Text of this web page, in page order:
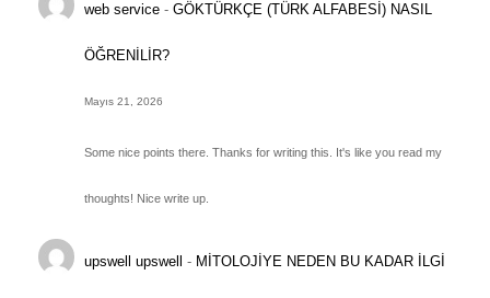
web service -GÖKTÜRKÇE (TÜRK ALFABESİ) NASIL
ÖĞRENİLİR?
Mayıs 21, 2026
Some nice points there. Thanks for writing this. It's like you read my
thoughts! Nice write up.
upswell upswell - MİTOLOJİYE NEDEN BU KADAR İLGİ